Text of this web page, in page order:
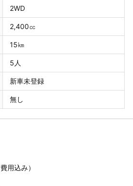
2WD
2,400㏄
15㎞
5人
新車未登録
無し
用込み）